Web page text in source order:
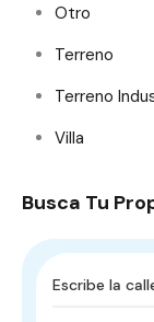
Otro
Terreno
Terreno
Villa
Busca Tu